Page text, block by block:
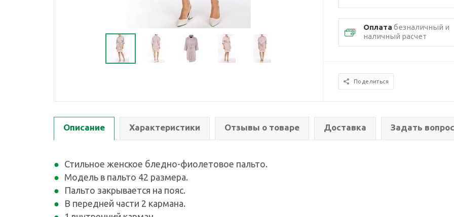
Оплата безналичный и
наличный расчет
Поделиться
Описание Характеристики Отзывы о товаре Доставка Задать вопрос
Стильное женское бледно-фиолетовое пальто.
Модель в пальто 42 размера.
Пальто закрывается на пояс.
В передней части 2 кармана.